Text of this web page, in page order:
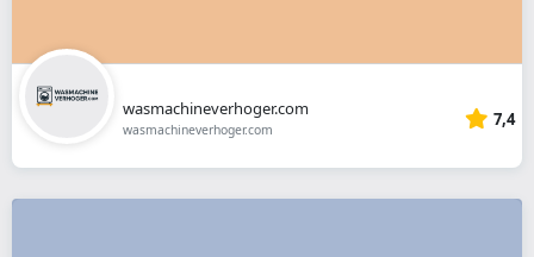
wasmachineverhoger.com
wasmachineverhoger.com 7,4